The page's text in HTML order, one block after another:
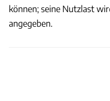
können; seine Nutzlast
angegeben.